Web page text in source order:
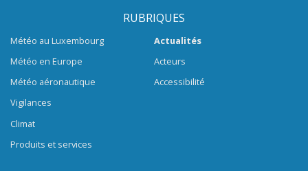
RUBRIQUES
Météo au Luxembourg
Météo en Europe
Météo aéronautique
Vigilances
Climat
Produits et services
Actualités
Acteurs
Accessibilité